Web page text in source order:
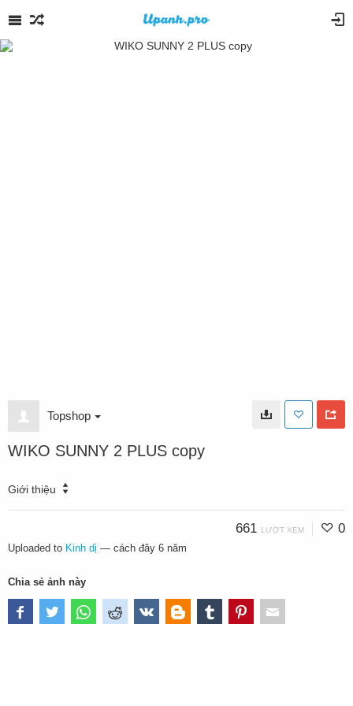
Topshop
WIKO SUNNY 2 PLUS copy
Giới thiệu
661 LƯỢT XEM 0
Uploaded to Kinh dị — cách đây 6 năm
Chia sẻ ảnh này